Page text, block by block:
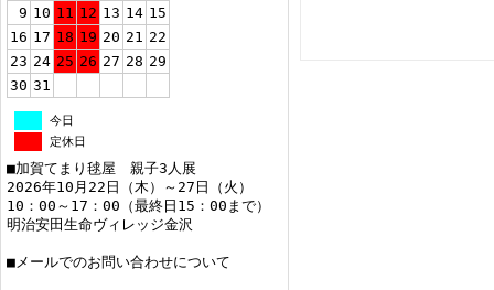
9 10 11 12 13 14 15
16 17 18 19 20 21 22
23 24 25 26 27 28 29
30 31
今日
定休日
■加賀てまり毬屋 親子3人展
2026年10月22日（木）～27日（火）
10：00～17：00（最終日15：00まで）
明治安田生命ヴィレッジ金沢
■メールでのお問い合わせについて